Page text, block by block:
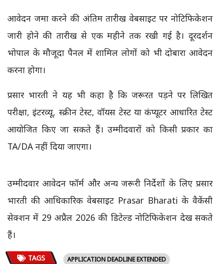
आवेदन जमा करने की अंतिम तारीख वेबसाइट पर नोटिफिकेशन
जारी होने की तारीख से एक महीने तक रखी गई है। दूरदर्शन
भोपाल के मौजूदा पैनल में शामिल लोगों को भी दोबारा आवेदन
करना होगा।
प्रसार भारती ने यह भी कहा है कि जरूरत पड़ने पर लिखित
परीक्षा, इंटरव्यू, स्क्रीन टेस्ट, वॉयस टेस्ट या कंप्यूटर आधारित टेस्ट
आयोजित किए जा सकते हैं। उम्मीदवारों को किसी प्रकार का
TA/DA नहीं दिया जाएगा।
उम्मीदवार आवेदन फॉर्म और अन्य जरूरी निर्देशों के लिए प्रसार
भारती की आधिकारिक वेबसाइट Prasar Bharati के वैकेंसी
सेक्शन में 29 अप्रैल 2026 की डिटेल्ड नोटिफिकेशन देख सकते
हैं।
TAGS
APPLICATION DEADLINE EXTENDED